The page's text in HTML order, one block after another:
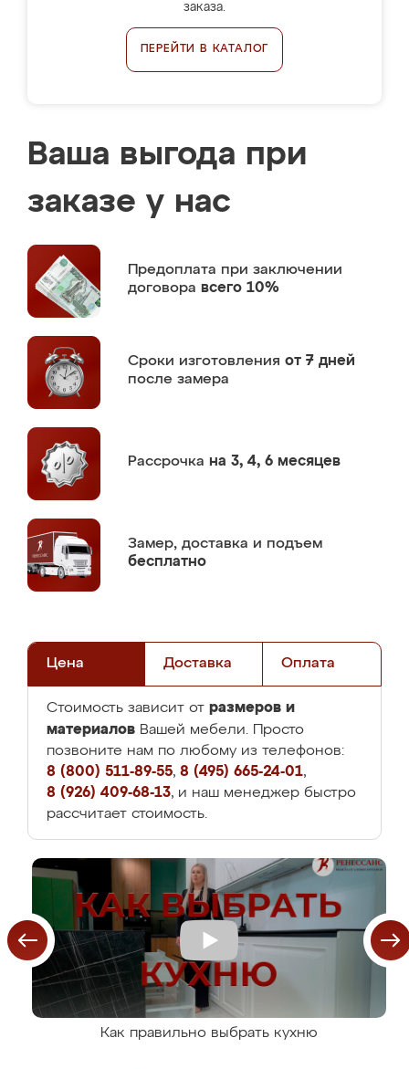
заказа.
ПЕРЕЙТИ В КАТАЛОГ
Ваша выгода при
заказе у нас
Предоплата при заключении
договора всего 10%
Сроки изготовления от 7 дней
после замера
Рассрочка на 3, 4, 6 месяцев
Замер, доставка и подъем
бесплатно
Цена Доставка Оплата
Стоимость зависит от размеров и
материалов Вашей мебели. Просто
позвоните нам по любому из телефонов:
8 (800) 511-89-55, 8 (495) 665-24-01,
8 (926) 409-68-13, и наш менеджер быстро
рассчитает стоимость.
Как правильно выбрать кухню